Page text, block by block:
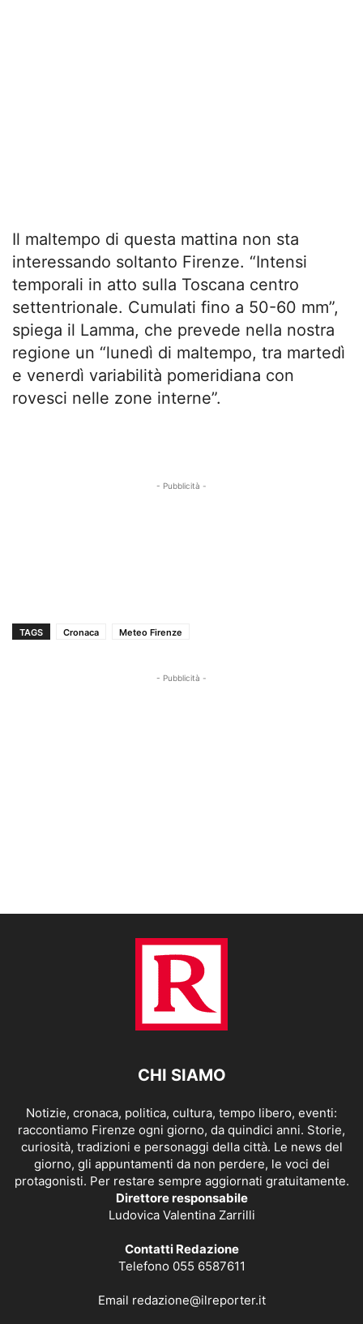
Il maltempo di questa mattina non sta
interessando soltanto Firenze. “Intensi
temporali in atto sulla Toscana centro
settentrionale. Cumulati fino a 50-60 mm”,
spiega il Lamma, che prevede nella nostra
regione un “lunedì di maltempo, tra martedì
e venerdì variabilità pomeridiana con
rovesci nelle zone interne”.
- Pubblicità -
TAGS Cronaca Meteo Firenze
- Pubblicità -
CHI SIAMO
Notizie, cronaca, politica, cultura, tempo libero, eventi:
raccontiamo Firenze ogni giorno, da quindici anni. Storie,
curiosità, tradizioni e personaggi della città. Le news del
giorno, gli appuntamenti da non perdere, le voci dei
protagonisti. Per restare sempre aggiornati gratuitamente.
Direttore responsabile
Ludovica Valentina Zarrilli
Contatti Redazione
Telefono 055 6587611
Email redazione@ilreporter.it